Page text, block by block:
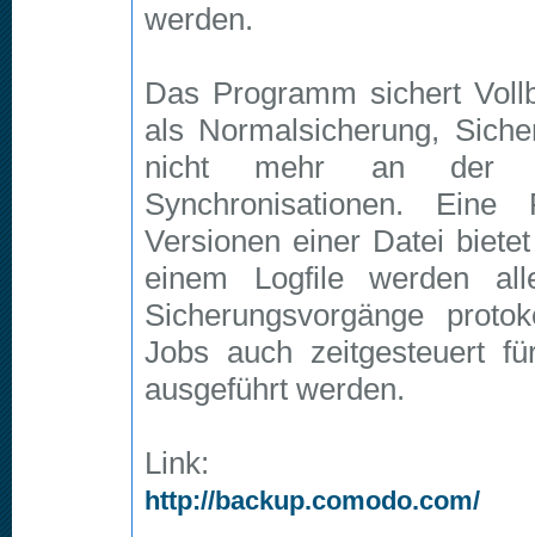
werden.
Das Programm sichert
als Normalsicherung,
nicht mehr an der
Synchronisationen. Eine
Versionen einer Datei
einem Logfile werden
Sicherungsvorgänge
Jobs auch zeitgesteuert
ausgeführt werden.
Link:
http://backup.comodo.com/